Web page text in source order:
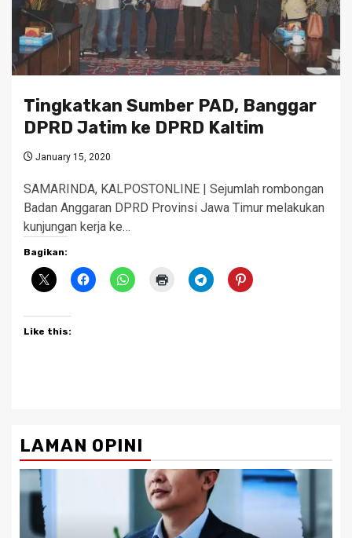
Tingkatkan Sumber PAD, Banggar
DPRD Jatim ke DPRD Kaltim
January 15, 2020
SAMARINDA, KALPOSTONLINE | Sejumlah rombongan
Badan Anggaran DPRD Provinsi Jawa Timur melakukan
kunjungan kerja ke…
Bagikan:
Like this:
LAMAN OPINI